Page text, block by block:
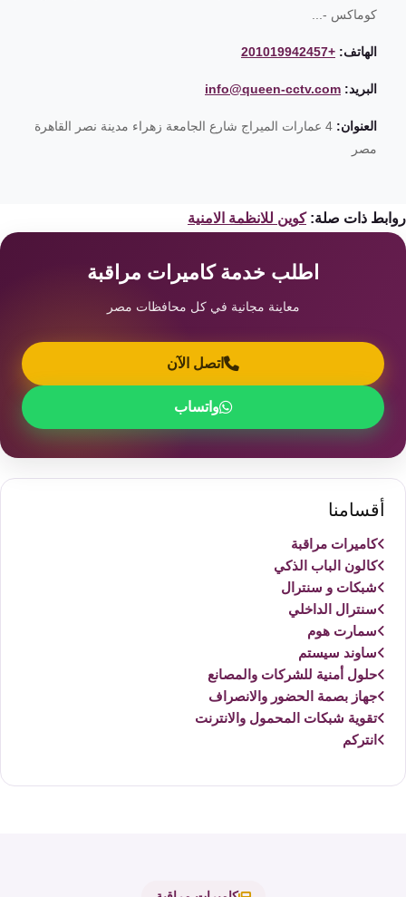
كوماكس -...
الهاتف: +201019942457
البريد: info@queen-cctv.com
العنوان:
4 عمارات الميراج شارع الجامعة زهراء مدينة نصر القاهرة
مصر
ذات صلة: كوين للانظمة الامنية
اطلب خدمة كاميرات مراقبة
معاينة مجانية في كل محافظات مصر
اتصل الآن
واتساب
أقسامنا
كاميرات مراقبة
كالون الباب الذكي
شبكات و سنترال
سنترال الداخلي
سمارت هوم
ساوند سيستم
حلول أمنية للشركات والمصانع
جهاز بصمة الحضور والانصراف
تقوية شبكات المحمول والانترنت
انتركم